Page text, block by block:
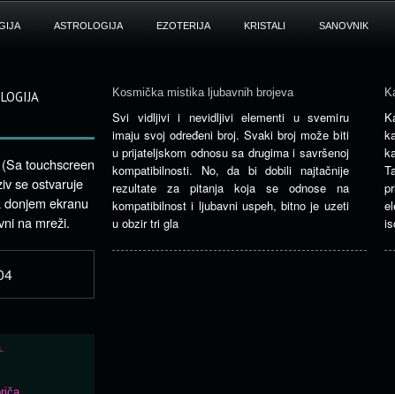
ASTROLOGIJA EZOTERIJA KRISTALI SANOVNIK
Kosmička mistika ljubavnih brojeva
Svi vidljivi i nevidljivi elementi u svemiru
imaju svoj određeni broj. Svaki broj može biti
u prijateljskom odnosu sa drugima i savršenoj
kompatibilnosti. No, da bi dobili najtačnije
rezultate za pitanja koja se odnose na
kompatibilnost i ljubavni uspeh, bitno je uzeti
u obzir tri gla
touchscreen
se ostvaruje
ekranu
na mreži.